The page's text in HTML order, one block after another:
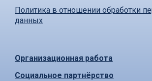
Политика в отношении обработки
данных
Организационная работа
Социальное партнёрство